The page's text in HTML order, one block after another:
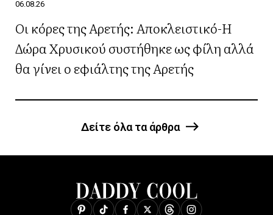
06.08.26
Οι κόρες της Αρετής: Αποκλειστικό-Η
Δώρα Χρυσικού συστήθηκε ως φίλη αλλά
θα γίνει ο εφιάλτης της Αρετής
Δείτε όλα τα άρθρα